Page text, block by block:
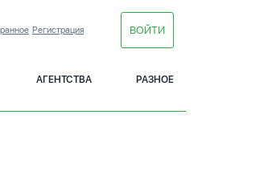
Регистрация ВОЙТИ
АГЕНТСТВА РАЗНОЕ